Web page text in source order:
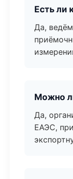
Есть ли
Да,
Можно
Да,
ЕАЭС,